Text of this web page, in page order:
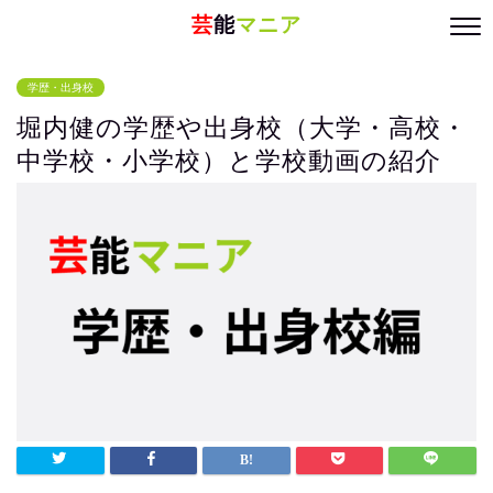
芸能マニア
学歴・出身校
堀内健の学歴や出身校（大学・高校・
中学校・小学校）と学校動画の紹介